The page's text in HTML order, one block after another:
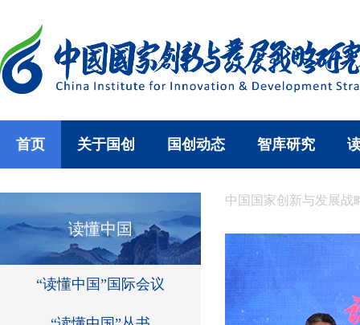
首页 关于国创 国创动态 智库研究
读懂中国
“读懂中国”国际会议
中国国家创新与发展战